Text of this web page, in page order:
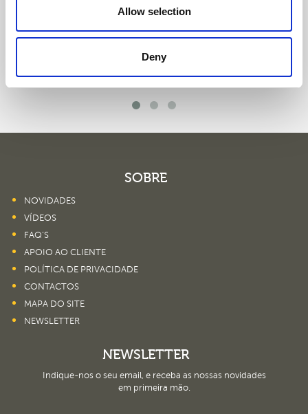
Allow selection
Deny
SOBRE
NOVIDADES
VÍDEOS
FAQ’S
APOIO AO CLIENTE
POLÍTICA DE PRIVACIDADE
CONTACTOS
MAPA DO SITE
NEWSLETTER
NEWSLETTER
Indique-nos o seu email, e receba as nossas novidades
em primeira mão.